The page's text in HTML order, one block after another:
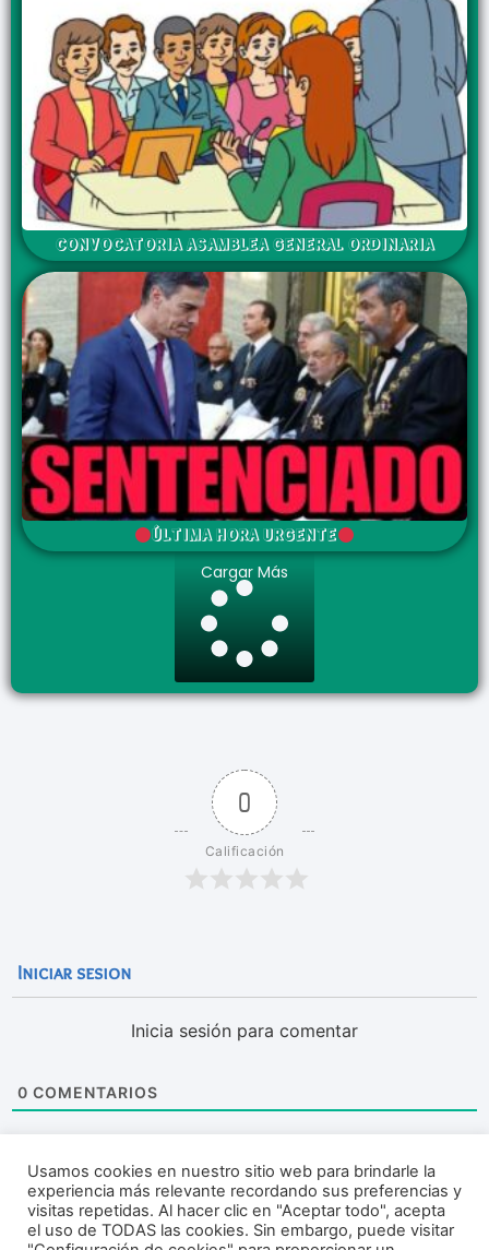
CONVOCATORIA ASAMBLEA GENERAL ORDINARIA
ÚLTIMA HORA URGENTE
Cargar Más
0
Calificación
Iniciar sesion
Inicia sesión para comentar
0 COMENTARIOS
Usamos cookies en nuestro sitio web para brindarle la
experiencia más relevante recordando sus preferencias y
visitas repetidas. Al hacer clic en "Aceptar todo", acepta
el uso de TODAS las cookies. Sin embargo, puede visitar